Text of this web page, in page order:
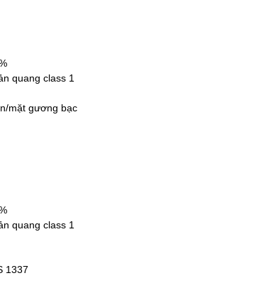
quang class 1
mặt gương bạc
quang class 1
1337